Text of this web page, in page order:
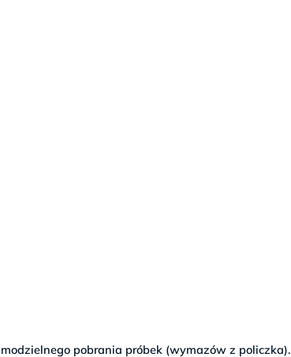
pobrania próbek (wymazów z policzka).